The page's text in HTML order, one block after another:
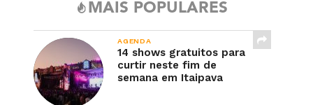
MAIS POPULARES
AGENDA
14 shows gratuitos para
curtir neste fim de
semana em Itaipava